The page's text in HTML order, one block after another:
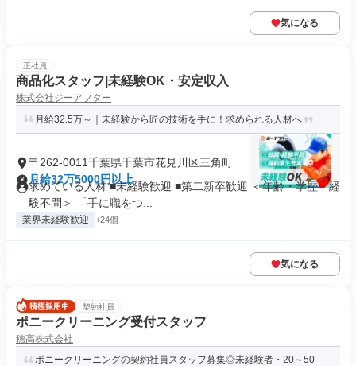
気になる
正社員
商品化スタッフ|未経験OK・安定収入
株式会社ジーアフター
月給32.5万～｜未経験から匠の技術を手に！求められる人材へ
〒262-0011千葉県千葉市花見川区三角町
月給32万5000円以上
求めている人材 ■未経験歓迎 ■第二新卒歓迎 ＜年齢・学歴・経
験不問＞ 「手に職をつ...
業界未経験歓迎 +24個
気になる
契約社員
ポニークリーニング受付スタッフ
穂高株式会社
ポニークリーニングの契約社員スタッフ募集◎未経験者・20～50